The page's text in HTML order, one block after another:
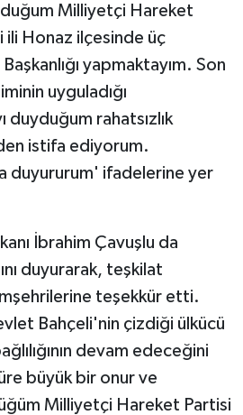
Milliyetçi Hareket
ili Honaz ilçesinde üç
yapmaktayım. Son
uyguladığı
duyduğum rahatsızlık
istifa ediyorum.
duyururum' ifadelerine yer
İbrahim Çavuşlu da
duyurarak, teşkilat
teşekkür etti.
Bahçeli'nin çizdiği ülkücü
devam edeceğini
büyük bir onur ve
Milliyetçi Hareket Partisi